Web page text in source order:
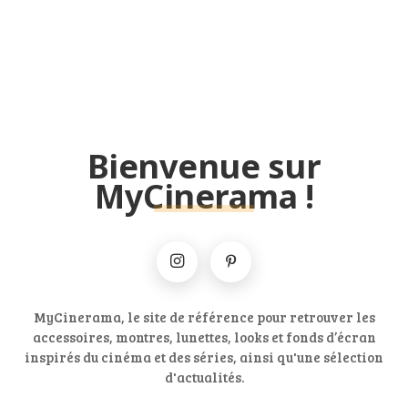
Bienvenue sur
MyCinerama !
MyCinerama, le site de référence pour retrouver les
accessoires, montres, lunettes, looks et fonds d’écran
inspirés du cinéma et des séries, ainsi qu'une sélection
d'actualités.